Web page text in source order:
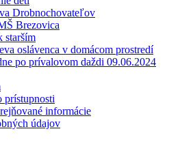
Drobnochovateľov
Brezovica
starším
oslávenca v domácom prostredí
po prívalovom daždi 09.06.2024
prístupnosti
informácie
údajov